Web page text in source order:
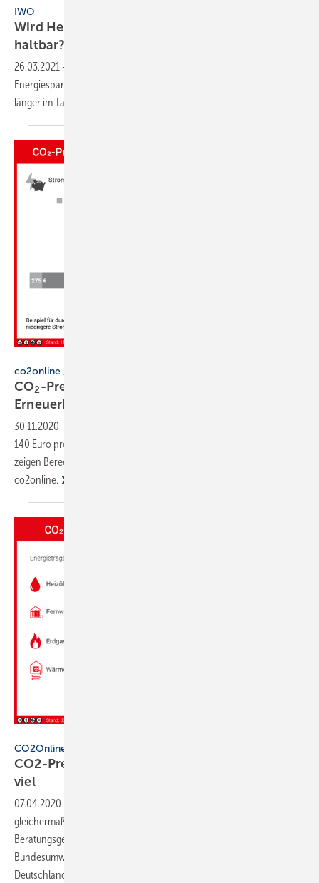
IWO
Wird Heizöl schlecht? Wie lange ist Heizöl
haltbar?
26.03.2021 -
Energiesparmaßnahmen sinkt der Verbrauch. Heizöl bleibt damit
länger im Tank. Doch wie lange ist es
co2online / Heizspiegel
CO2 -Preis ab Januar – Heizen mit
Erneuerbaren wird
30.11.2020 -
140 Euro pro Jahr für Heizöl, Erdgas oder Fernwärme rechnen. Das
zeigen Berechnungen der gemeinnützigen Beratungsgesellschaft
co2online.
CO2Online
CO2-Preis: Wer mit Öl heizt, zahlt besonders
viel
07.04.2020
gleichermaßen teurer. Das zeigt eine Berechnung der gemeinnützigen
Beratungsgesellschaft co2online im Rahmen des vom
Bundesumweltministerium beauftragten Heizspiegels für
Deutschland.